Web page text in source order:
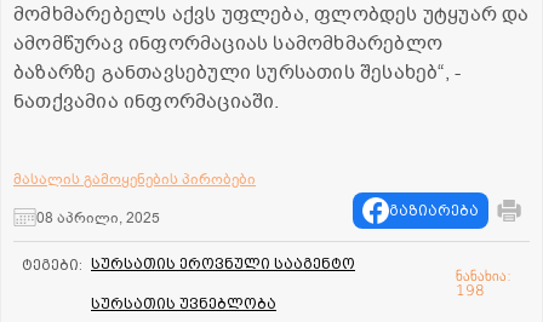
მომხმარებელს აქვს უფლება, ფლობდეს უტყუარ და
ამომწურავ ინფორმაციას სამომხმარებლო
ბაზარზე განთავსებული სურსათის შესახებ“, -
ნათქვამია ინფორმაციაში.
მასალის გამოყენების პირობები
08 აპრილი, 2025
გაზიარება
ტეგები: სურსათის ეროვნული სააგენტო
სურსათის უვნებლობა
ნანახია:
198